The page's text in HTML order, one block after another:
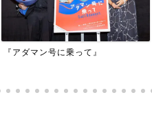
『バイオハザード：デスアイラン